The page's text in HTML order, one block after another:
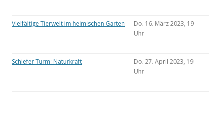
Vielfältige Tierwelt im heimischen Garten
Do. 16. März 2023, 19
Uhr
Schiefer Turm: Naturkraft
Do. 27. April 2023, 19
Uhr